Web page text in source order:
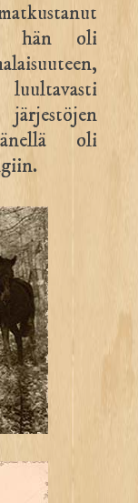
hän oli
luultavasti
oli